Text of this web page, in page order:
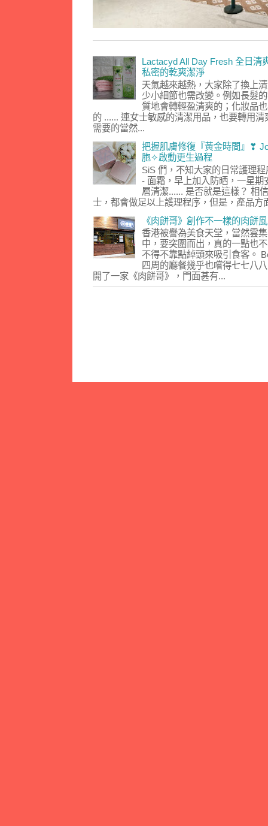
Lactacyd All Day Fresh 全日
私密的乾爽潔淨
天氣越來越熱，大家除了換上
少小細節也需改變。例如長髮
質地會轉輕盈清爽的；化妝品
的 ...... 連女士敏感的清潔用品，也要轉用
需要的當然...
把握肌膚修復『黃金時間』❣
胞✧啟動更生過程
SiS 們，不知大家的日常護理
- 面霜，早上加入防晒，一星
層清潔...... 是否就是這樣？ 相
士，都會做足以上護理程序，但是，產品方
《肉餅哥》創作不一樣的肉餅
香港被譽為美食天堂，當然雲
中，要突圍而出，真的一點也
不得不靠點綽頭來吸引食客。
四周的廳餐幾乎也嚐得七七八
開了一家《肉餅哥》，門面甚有...